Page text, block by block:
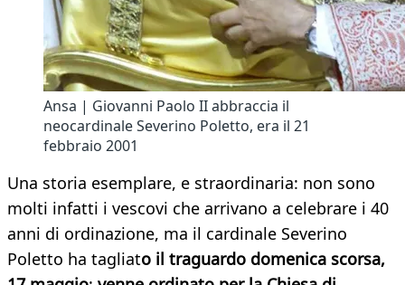
Ansa | Giovanni Paolo II abbraccia il
neocardinale Severino Poletto, era il 21
febbraio 2001
Una storia esemplare, e straordinaria: non sono
molti infatti i vescovi che arrivano a celebrare i 40
anni di ordinazione, ma il cardinale Severino
Poletto ha tagliato il traguardo domenica scorsa,